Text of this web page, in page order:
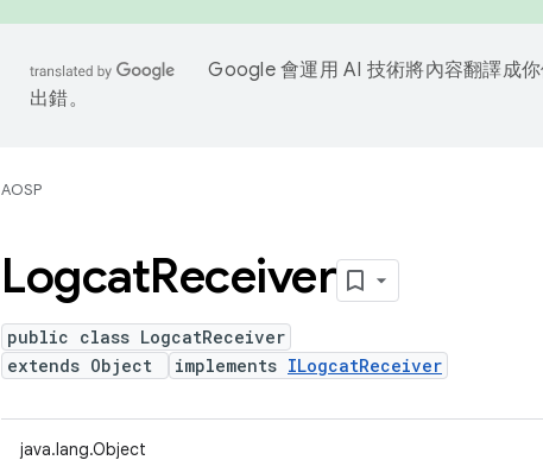
Google 會運用 AI 技術將內容翻譯成
出錯。
AOSP
LogcatReceiver
public class LogcatReceiver
extends Object
implements ILogcatReceiver
java.lang.Object